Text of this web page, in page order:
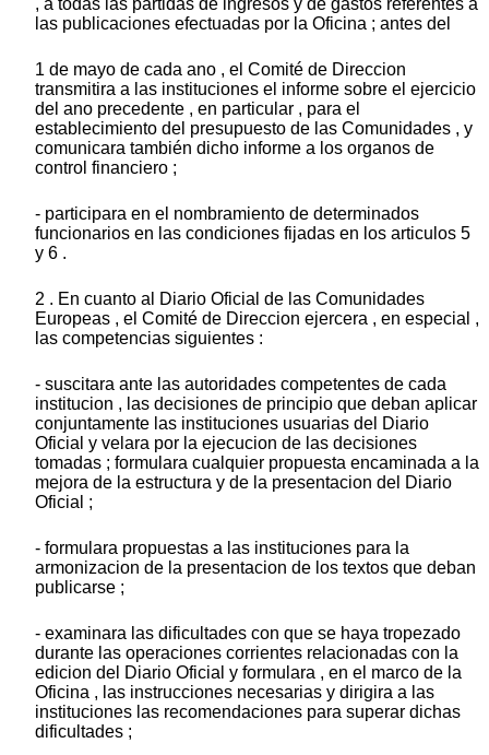
, a todas las partidas de ingresos y de gastos referentes a
las publicaciones efectuadas por la Oficina ; antes del
1 de mayo de cada ano , el Comité de Direccion
transmitira a las instituciones el informe sobre el ejercicio
del ano precedente , en particular , para el
establecimiento del presupuesto de las Comunidades , y
comunicara también dicho informe a los organos de
control financiero ;
- participara en el nombramiento de determinados
funcionarios en las condiciones fijadas en los articulos 5
y 6 .
2 . En cuanto al Diario Oficial de las Comunidades
Europeas , el Comité de Direccion ejercera , en especial ,
las competencias siguientes :
- suscitara ante las autoridades competentes de cada
institucion , las decisiones de principio que deban aplicar
conjuntamente las instituciones usuarias del Diario
Oficial y velara por la ejecucion de las decisiones
tomadas ; formulara cualquier propuesta encaminada a la
mejora de la estructura y de la presentacion del Diario
Oficial ;
- formulara propuestas a las instituciones para la
armonizacion de la presentacion de los textos que deban
publicarse ;
- examinara las dificultades con que se haya tropezado
durante las operaciones corrientes relacionadas con la
edicion del Diario Oficial y formulara , en el marco de la
Oficina , las instrucciones necesarias y dirigira a las
instituciones las recomendaciones para superar dichas
dificultades ;